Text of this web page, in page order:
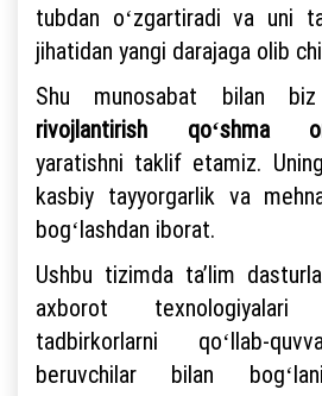
tubdan oʻzgartiradi va uni
jihatidan yangi darajaga olib
Shu munosabat bilan
rivojlantirish qoʻshma
yaratishni taklif etamiz.
kasbiy tayyorgarlik va
bogʻlashdan iborat.
Ushbu tizimda taʼlim
axborot
tadbirkorlarni qoʻllab-
beruvchilar bilan